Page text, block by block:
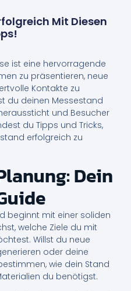
Mit Diesen
ist eine hervorragende
zu präsentieren, neue
Kontakte zu
du deinen Messestand
und Besucher
du Tipps und Tricks,
erfolgreich zu
Dein
beginnt mit einer soliden
welche Ziele du mit
Willst du neue
oder deine
wie dein Stand
du benötigst.